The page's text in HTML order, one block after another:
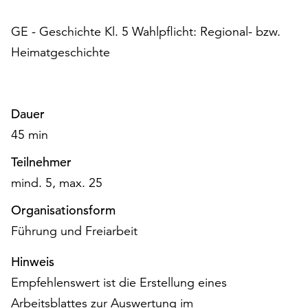
der
Seite
Einstellungen“
zur
Funktionale
Cookies
auch
ohne
Einverständnis
weiterhin
ausgeführt.
GE - Geschichte Kl. 5 Wahlpflicht: Regional- bzw.
Heimatgeschichte
Dauer
45 min
Teilnehmer
mind. 5, max. 25
Organisationsform
Führung und Freiarbeit
Hinweis
Empfehlenswert ist die Erstellung eines
Arbeitsblattes zur Auswertung im